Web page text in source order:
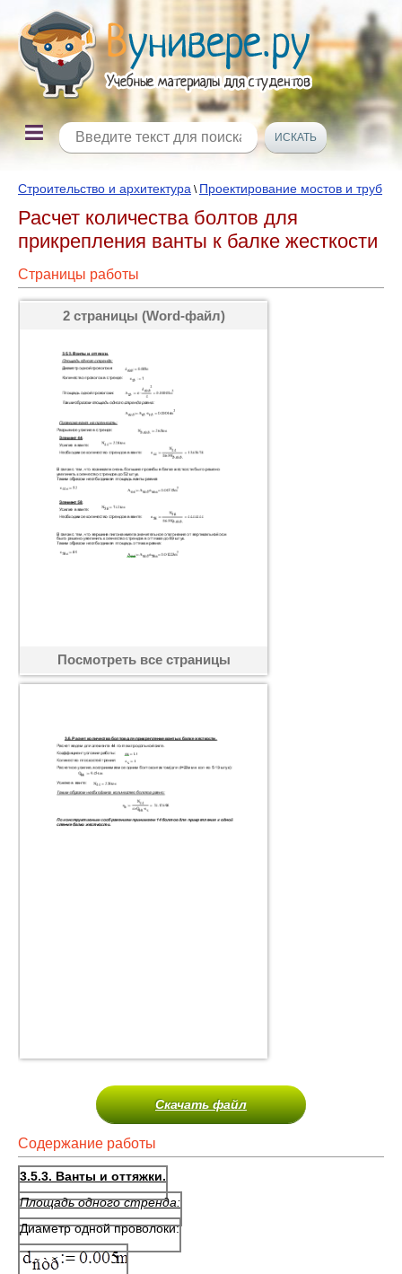
Строительство и архитектура \ Проектирование мостов и труб
Расчет количества болтов для
прикрепления ванты к балке жесткости
Страницы работы
2 страницы (Word-файл)
Посмотреть все страницы
Скачать файл
Содержание работы
3.5.3. Ванты и оттяжки.
Площадь одного стренда:
Диаметр одной проволоки: